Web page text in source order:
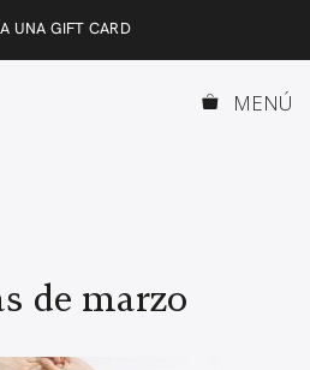
UNA GIFT CARD
MENÚ
de marzo